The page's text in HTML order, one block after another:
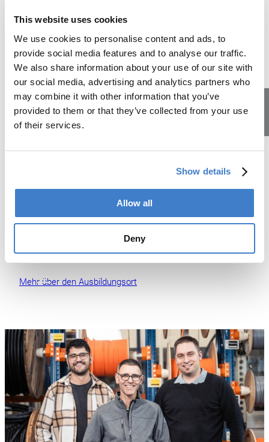
This website uses cookies
We use cookies to personalise content and ads, to
provide social media features and to analyse our traffic.
We also share information about your use of our site with
our social media, advertising and analytics partners who
may combine it with other information that you’ve
provided to them or that they’ve collected from your use
of their services.
Show details
Allow all
Deny
Dein Ausbildungsort in Bergdietikon
regelmässiger Verbindungen, ganz einfach zu erreichen.
Über Mittag kannst du dich in unserem Personalrestaurant
Oder du nutzt die Zeit für etwas Sport an der frischen Luft
Mehr über den Ausbildungsort